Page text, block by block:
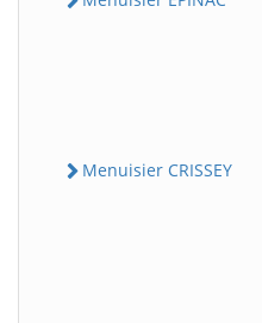
Menuisier CRISSEY